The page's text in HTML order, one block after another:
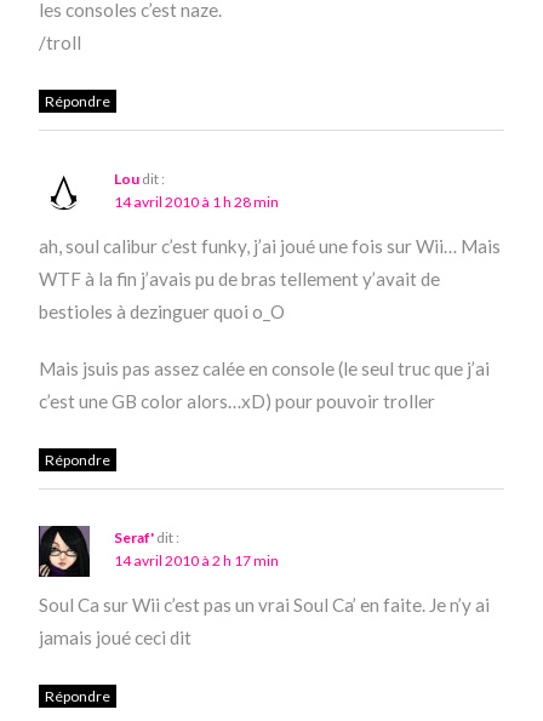
les consoles c’est naze.
/troll
Répondre
Lou dit :
14 avril 2010 à 1 h 28 min
ah, soul calibur c’est funky, j’ai joué une fois sur Wii… Mais
WTF à la fin j’avais pu de bras tellement y’avait de
bestioles à dezinguer quoi o_O
Mais jsuis pas assez calée en console (le seul truc que j’ai
c’est une GB color alors…xD) pour pouvoir troller
Répondre
Seraf' dit :
14 avril 2010 à 2 h 17 min
Soul Ca sur Wii c’est pas un vrai Soul Ca’ en faite. Je n’y ai
jamais joué ceci dit
Répondre